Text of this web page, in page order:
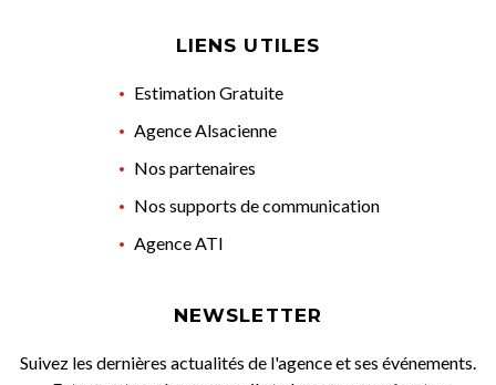
LIENS UTILES
Estimation Gratuite
Agence Alsacienne
Nos partenaires
Nos supports de communication
Agence ATI
NEWSLETTER
Suivez les dernières actualités de l'agence et ses événements.